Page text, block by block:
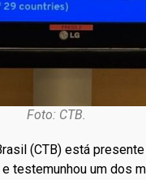
Foto: CTB.
(CTB) está
e testemunhou um